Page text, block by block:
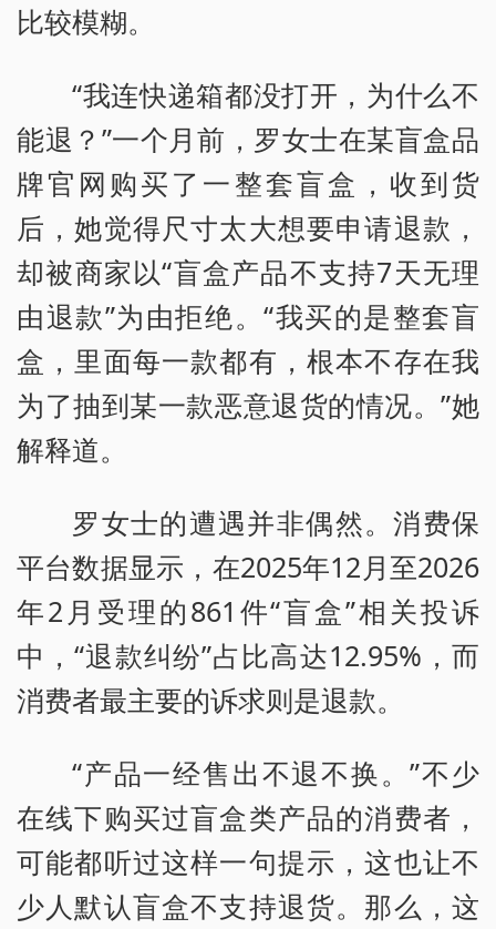
比较模糊。
“我连快递箱都没打开，为什么不
能退？”一个月前，罗女士在某盲盒品
牌官网购买了一整套盲盒，收到货
后，她觉得尺寸太大想要申请退款，
却被商家以“盲盒产品不支持7天无理
由退款”为由拒绝。“我买的是整套盲
盒，里面每一款都有，根本不存在我
为了抽到某一款恶意退货的情况。”她
解释道。
罗女士的遭遇并非偶然。消费保
平台数据显示，在2025年12月至2026
年2月受理的861件“盲盒”相关投诉
中，“退款纠纷”占比高达12.95%，而
消费者最主要的诉求则是退款。
“产品一经售出不退不换。”不少
在线下购买过盲盒类产品的消费者，
可能都听过这样一句提示，这也让不
少人默认盲盒不支持退货。那么，这